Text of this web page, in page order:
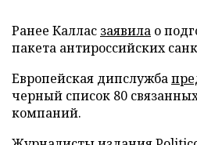
Ранее Каллас заявила о
пакета антироссийских
Европейская дипслужба
черный список 80
компаний.